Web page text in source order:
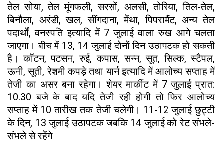
तेल सोया, तेल मूंगफली, सरसों, अलसी, तोरिया, तिल-तेल,
बिनौला, अरंडी, खल, सींगदाना, मेंथा, पिपरामैंट, अन्य तेल
पदार्थों, वनस्पति इत्यादि में 7 जुलाई वाला रुख आगे चलता
जाएगा। बीच में 13, 14 जुलाई दोनों दिन उठापटक हो सकती
है। कॉटन, पटसन, रुई, कपास, सन्न, सूत, सिल्क, स्टैपल,
ऊनी, सूती, रेशमी कपड़े तथा यार्न इत्यादि में आलोच्य सप्ताह में
तेजी का असर बना रहेगा। शेयर मार्कीट में 7 जुलाई प्रात:
10.30 बजे के बाद यदि तेजी रही होगी तो फिर आलोच्य
सप्ताह में 10 तारीख तक तेजी चलेगी। 11-12 जुलाई छुट्टी
के दिन, 13 जुलाई उठापटक जबकि 14 जुलाई को रेट संभले-
संभले से रहेंगे।